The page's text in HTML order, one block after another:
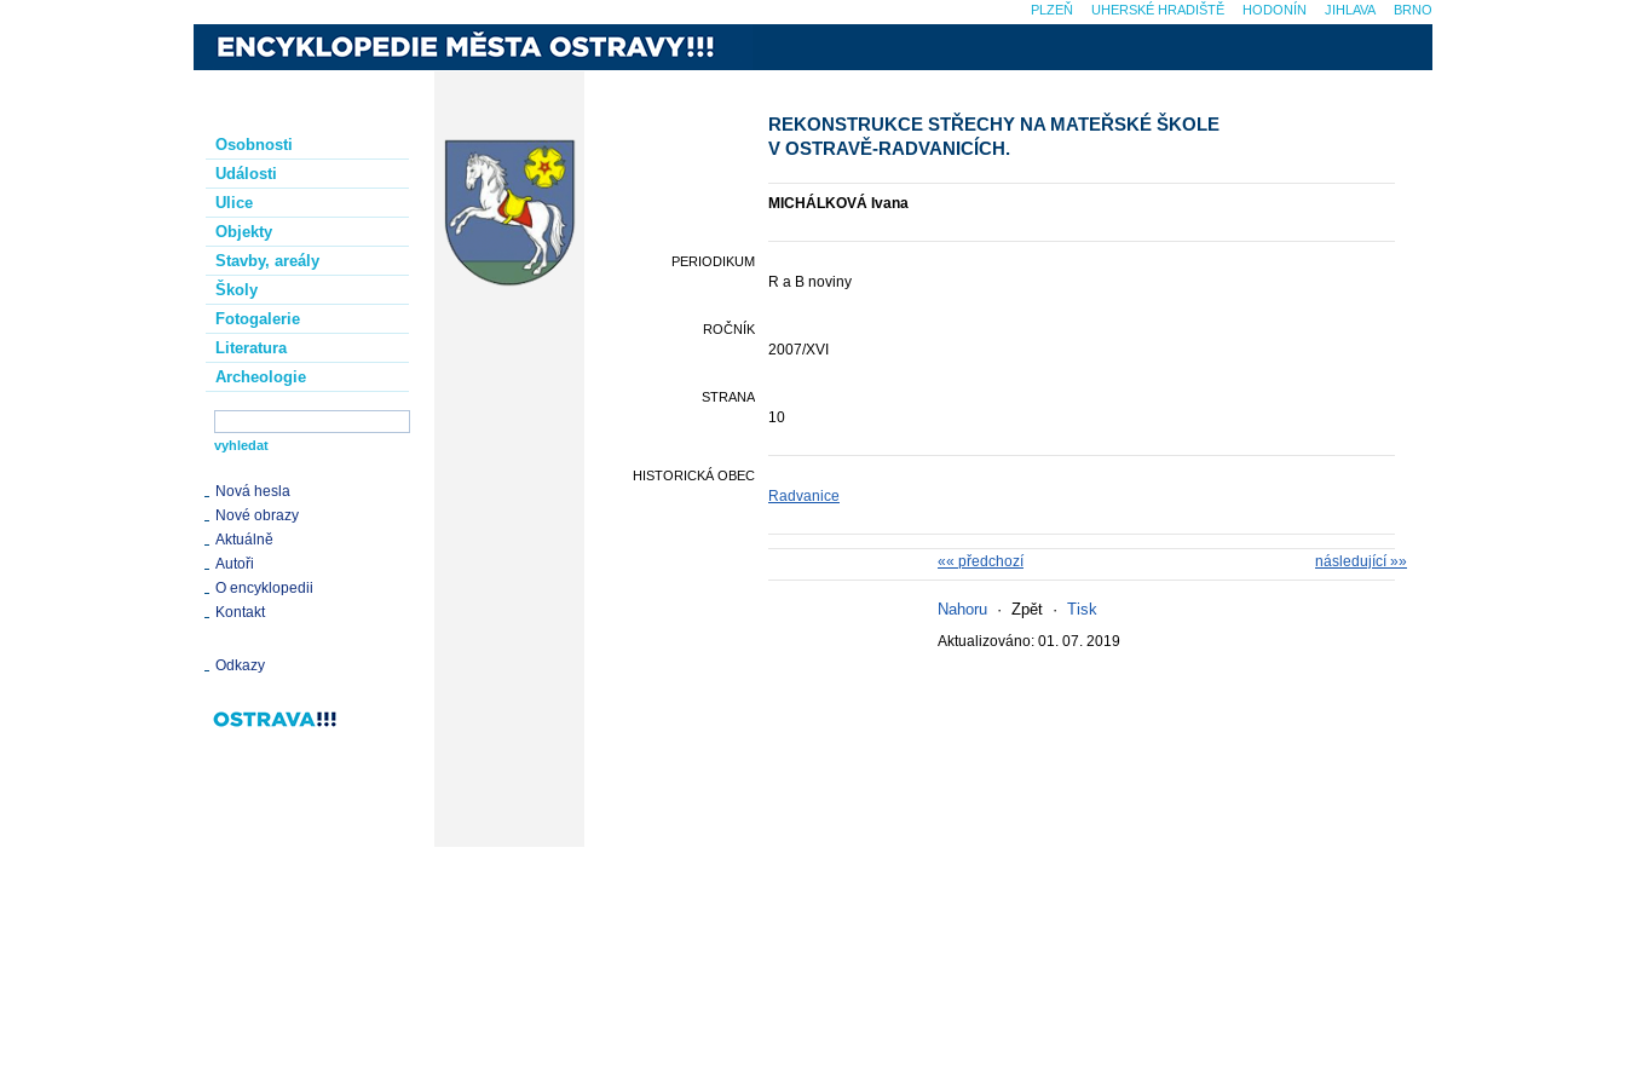
Osobnosti
Události
Ulice
Objekty
Stavby, areály
Školy
Fotogalerie
Literatura
Archeologie
Nová hesla
Nové obrazy
Aktuálně
Autoři
O encyklopedii
Kontakt
Odkazy
REKONSTRUKCE STŘECHY NA MATEŘSKÉ ŠKOLE
V OSTRAVĚ-RADVANICÍCH.
MICHÁLKOVÁ Ivana
PERIODIKUM
R a B noviny
ROČNÍK
2007/XVI
STRANA
10
HISTORICKÁ OBEC
Radvanice
následující »»
«« předchozí
Nahoru · Zpět · Tisk
Aktualizováno: 01. 07. 2019
BRNO
JIHLAVA
HODONÍN
UHERSKÉ HRADIŠTĚ
PLZEŇ